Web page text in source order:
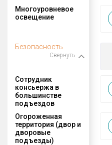
Многоуровневое
освещение
Безопасность
Свернуть
Сотрудник
консьержа в
большинстве
подъездов
Огороженная
территория (двор и
дворовые
подъезды)